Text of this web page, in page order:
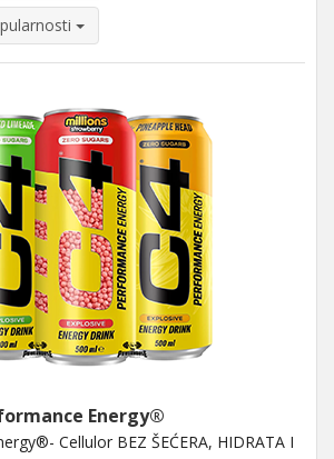
Energy®
Cellulor BEZ ŠEĆERA, HIDRATA I